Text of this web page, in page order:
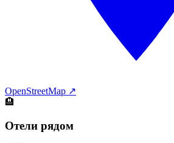
OpenStreetMap ↗
🏨
Отели рядом